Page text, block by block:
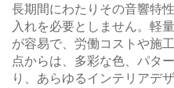
長期間にわたりその音響特
入れを必要としません。軽
が容易で、労働コストや施
点からは、多彩な色、パタ
り、あらゆるインテリアデ